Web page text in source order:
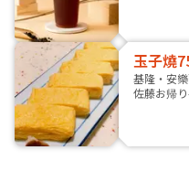
玉子燒
基隆・安
佐藤お帰